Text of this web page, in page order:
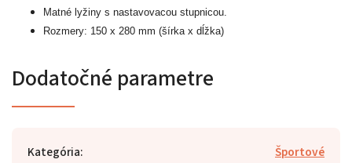
Matné lyžiny s nastavovacou stupnicou.
Rozmery: 150 x 280 mm (šírka x dĺžka)
Dodatočné parametre
Kategória:
Športové